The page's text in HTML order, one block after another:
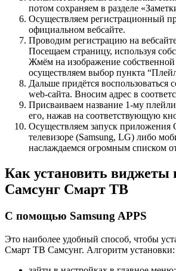
потом сохраняем в разделе
Осуществляем регистрационный
официальном вебсайте.
Проводим регистрацию на
Посещаем страницу, используя
Жмём на изображение собственной
осуществляем выбор пункта
Дальше придётся воспользоваться
web-сайта. Вносим адрес в
Присваиваем название 1-му
его, нажав на соответствующую
Осуществляем запуск приложения
телевизоре (Samsung, LG) либо
наслаждаемся огромным списком
Как установить виджеты
Самсунг Смарт ТВ
С помощью Samsung APPS
Это наиболее удобный способ, чтобы
Смарт ТВ Самсунг. Алгоритм установки: